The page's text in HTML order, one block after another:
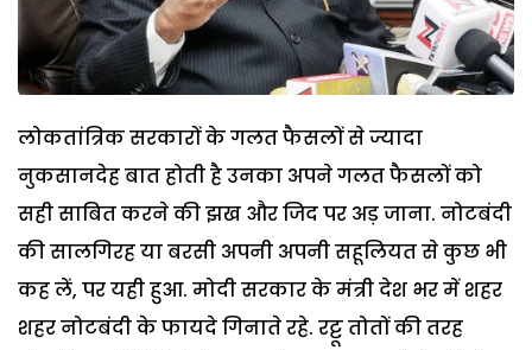
लोकतांत्रिक सरकारों के गलत फैसलों से ज्यादा
नुकसानदेह बात होती है उनका अपने गलत फैसलों को
सही साबित करने की झख और जिद पर अड़ जाना. नोटबंदी
की सालगिरह या बरसी अपनी अपनी सहूलियत से कुछ भी
कह लें, पर यही हुआ. मोदी सरकार के मंत्री देश भर में शहर
शहर नोटबंदी के फायदे गिनाते रहे. रट्टू तोतों की तरह